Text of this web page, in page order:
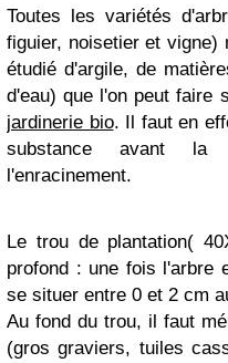
Toutes les variétés
figuier, noisetier et vigne)
étudié d'argile, de
d'eau) que l'on peut faire
jardinerie bio. Il faut en
substance avant la
l'enracinement.
Le trou de plantation(
profond : une fois l'arbre
se situer entre 0 et 2 cm
Au fond du trou, il faut
(gros graviers, tuiles